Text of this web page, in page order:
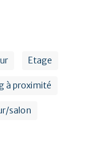
Etage
à proximité
salon